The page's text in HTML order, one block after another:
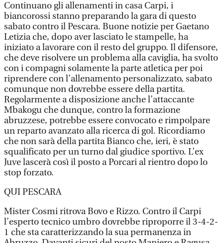
Continuano gli allenamenti in casa Carpi, i
biancorossi stanno preparando la gara di questo
sabato contro il Pescara. Buone notizie per Gaetano
Letizia che, dopo aver lasciato le stampelle, ha
iniziato a lavorare con il resto del gruppo. Il difensore,
che deve risolvere un problema alla caviglia, ha svolto
con i compagni solamente la parte atletica per poi
riprendere con l’allenamento personalizzato, sabato
comunque non dovrebbe essere della partita.
Regolarmente a disposizione anche l’attaccante
Mbakogu che dunque, contro la formazione
abruzzese, potrebbe essere convocato e rimpolpare
un reparto avanzato alla ricerca di gol. Ricordiamo
che non sarà della partita Bianco che, ieri, è stato
squalificato per un turno dal giudice sportivo. L’ex
Juve lascerà così il posto a Porcari al rientro dopo lo
stop forzato.
QUI PESCARA
Mister Cosmi ritrova Bovo e Rizzo. Contro il Carpi
l’esperto tecnico umbro dovrebbe riproporre il 3-4-2-
1 che sta caratterizzando la sua permanenza in